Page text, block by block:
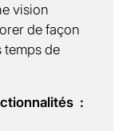
vision
de façon
temps de
: